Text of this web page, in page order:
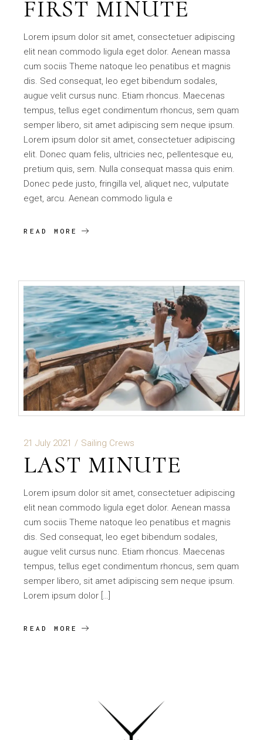
FIRST MINUTE
Lorem ipsum dolor sit amet, consectetuer adipiscing
elit nean commodo ligula eget dolor. Aenean massa
cum sociis Theme natoque leo penatibus et magnis
dis. Sed consequat, leo eget bibendum sodales,
augue velit cursus nunc. Etiam rhoncus. Maecenas
tempus, tellus eget condimentum rhoncus, sem quam
semper libero, sit amet adipiscing sem neque ipsum.
Lorem ipsum dolor sit amet, consectetuer adipiscing
elit. Donec quam felis, ultricies nec, pellentesque eu,
pretium quis, sem. Nulla consequat massa quis enim.
Donec pede justo, fringilla vel, aliquet nec, vulputate
eget, arcu. Aenean commodo ligula e
READ MORE
21 July 2021 Sailing Crews
LAST MINUTE
Lorem ipsum dolor sit amet, consectetuer adipiscing
elit nean commodo ligula eget dolor. Aenean massa
cum sociis Theme natoque leo penatibus et magnis
dis. Sed consequat, leo eget bibendum sodales,
augue velit cursus nunc. Etiam rhoncus. Maecenas
tempus, tellus eget condimentum rhoncus, sem quam
semper libero, sit amet adipiscing sem neque ipsum.
Lorem ipsum dolor […]
READ MORE